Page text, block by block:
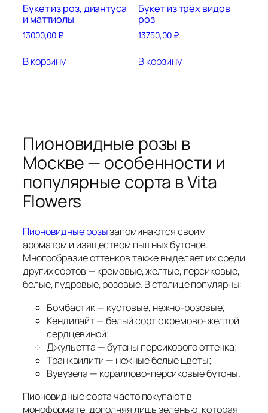
Букет из роз, диантуса
и маттиолы
13000,00 ₽
В корзину
Букет из трёх видов
роз
13750,00 ₽
В корзину
Пионовидные розы в
Москве — особенности и
популярные сорта в Vita
Flowers
Пионовидные розызапоминаются своим
ароматом и изяществом пышных бутонов.
Многообразие оттенков также выделяет их среди
других сортов — кремовые, желтые, персиковые,
белые, пудровые, розовые. В столице популярны:
Бомбастик — кустовые, нежно-розовые;
Кендилайт — белый сорт с кремово-желтой
сердцевиной;
Джульетта — бутоны персикового оттенка;
Транквилити — нежные белые цветы;
Вувузела — кораллово-персиковые бутоны.
Пионовидные сорта часто покупают в
моноформате, дополняя лишь зеленью, которая